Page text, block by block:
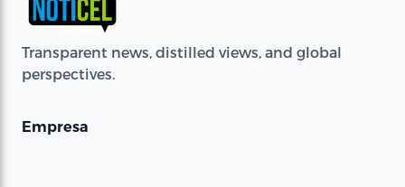
Transparent news, distilled views, and global
perspectives.
Empresa